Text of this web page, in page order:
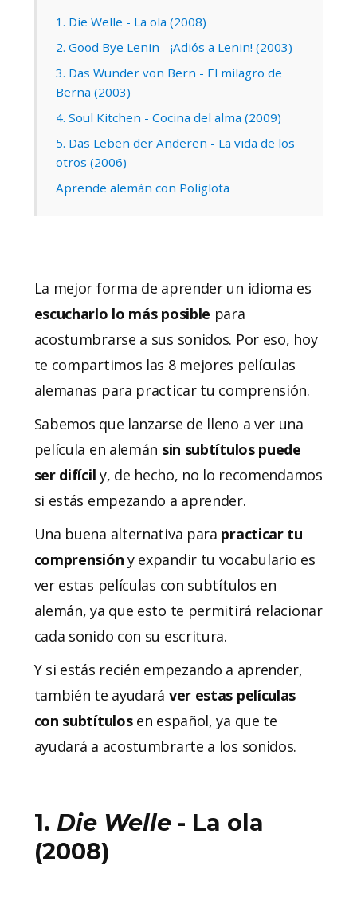
1. Die Welle - La ola (2008)
2. Good Bye Lenin - ¡Adiós a Lenin! (2003)
3. Das Wunder von Bern - El milagro de
Berna (2003)
4. Soul Kitchen - Cocina del alma (2009)
5. Das Leben der Anderen - La vida de los
otros (2006)
Aprende alemán con Poliglota
La mejor forma de aprender un idioma es
escucharlo lo más posible para
acostumbrarse a sus sonidos. Por eso, hoy
te compartimos las 8 mejores películas
alemanas para practicar tu comprensión.
Sabemos que lanzarse de lleno a ver una
película en alemán sin subtítulos puede
ser difícil y, de hecho, no lo recomendamos
si estás empezando a aprender.
Una buena alternativa para practicar tu
comprensión y expandir tu vocabulario es
ver estas películas con subtítulos en
alemán, ya que esto te permitirá relacionar
cada sonido con su escritura.
Y si estás recién empezando a aprender,
también te ayudará ver estas películas
con subtítulos en español, ya que te
ayudará a acostumbrarte a los sonidos.
1. Die Welle- La ola
(2008)